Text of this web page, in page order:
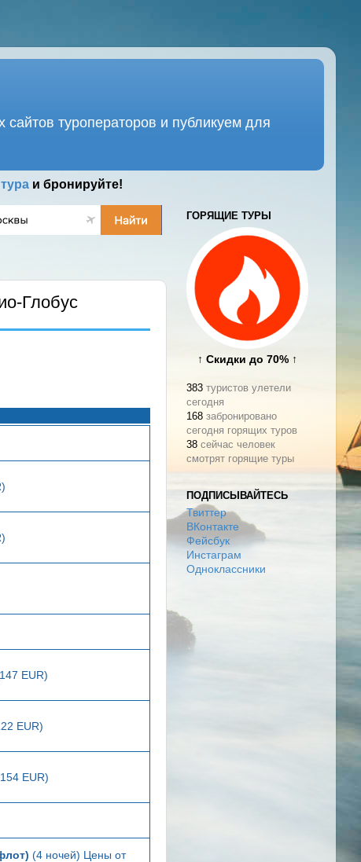
туроператоров и публикуем для
и бронируйте!
Глобус
EUR)
EUR)
EUR)
(4 ночей) Цены от
ГОРЯЩИЕ ТУРЫ
↑ Скидки до 70% ↑
383 туристов улетели
сегодня
168 забронировано
сегодня горящих туров
38 сейчас человек
смотрят горящие туры
ПОДПИСЫВАЙТЕСЬ
Твиттер
ВКонтакте
Фейсбук
Инстаграм
Одноклассники